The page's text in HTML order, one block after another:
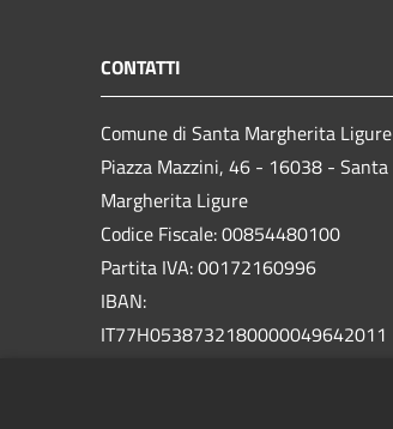
CONTATTI
Comune di Santa Margherita Ligure
Piazza Mazzini, 46 - 16038 - Santa
Margherita Ligure
Codice Fiscale: 00854480100
Partita IVA: 00172160996
IBAN:
IT77H0538732180000049642011